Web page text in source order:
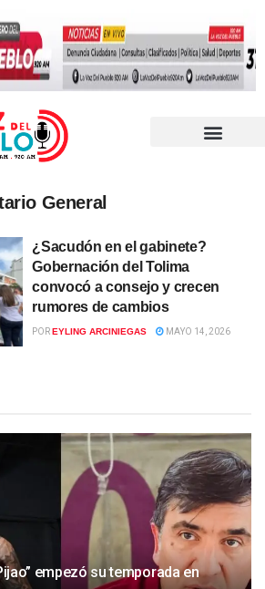
General
¿Sacudón en el gabinete?
Gobernación del Tolima
convocó a consejo y crecen
rumores de cambios
POREYLING ARCINIEGAS MAYO 14, 2026
empezó su temporada en